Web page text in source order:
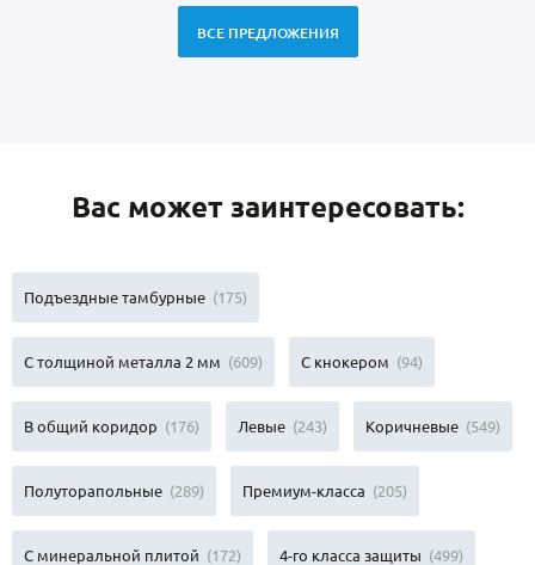
ВСЕ ПРЕДЛОЖЕНИЯ
Вас может заинтересовать:
Подъездные тамбурные (175)
С толщиной металла 2 мм (609) С кнокером (94)
В общий коридор (176) Левые (243) Коричневые (549)
Полуторапольные (289) Премиум-класса (205)
С минеральной плитой (172) 4-го класса защиты (499)